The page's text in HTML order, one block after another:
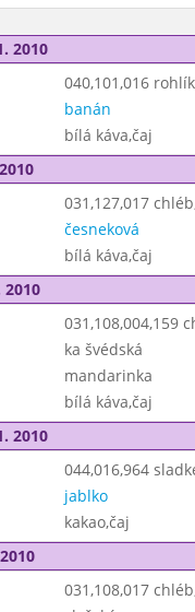
2010
040,101,016
banán
bílá káva,čaj
031,127,017
česneková
bílá káva,čaj
2010
031,108,004,159
ka švédská
mandarinka
bílá káva,čaj
2010
044,016,964
jablko
kakao,čaj
031,108,017